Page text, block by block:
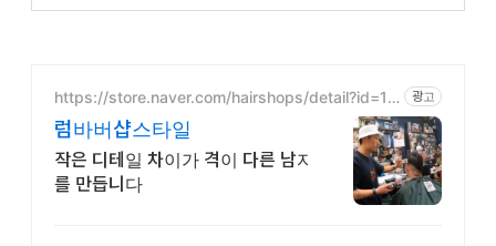
https://store.naver.com/hairshops/detail?id=18
65939739
광고
럼바버샵스타일
작은 디테일 차이가 격이 다른 남자
를 만듭니다